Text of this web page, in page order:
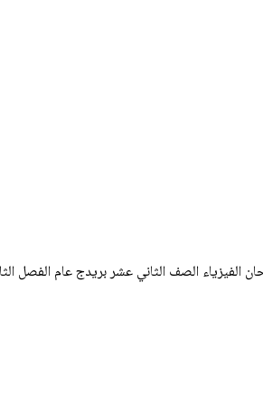
الفيزياء الصف الثاني عشر بريدج عام الفصل الثالث